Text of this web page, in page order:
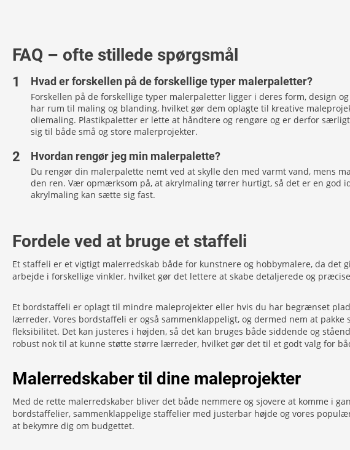
FAQ – ofte stillede spørgsmål
Hvad er forskellen på de forskellige typer malerpaletter?
Forskellen på de forskellige typer malerpaletter ligger i deres form, design
har rum til maling og blanding, hvilket gør dem oplagte til kreative
oliemaling. Plastikpaletter er lette at håndtere og rengøre og er derfor
sig til både små og store malerprojekter.
Hvordan rengør jeg min malerpalette?
Du rengør din malerpalette nemt ved at skylle den med varmt vand, mens
den ren. Vær opmærksom på, at akrylmaling tørrer hurtigt, så det er en god
akrylmaling kan sætte sig fast.
Fordele ved at bruge et staffeli
Et staffeli er et vigtigt malerredskab både for kunstnere og hobbymalere, da
arbejde i forskellige vinkler, hvilket gør det lettere at skabe detaljerede og
Et bordstaffeli er oplagt til mindre maleprojekter eller hvis du har begrænset
lærreder. Vores bordstaffeli er også sammenklappeligt, og dermed nem at
fleksibilitet. Det kan justeres i højden, så det kan bruges både siddende og
robust nok til at kunne støtte større lærreder, hvilket gør det til et godt valg for
Malerredskaber til dine maleprojekter
Med de rette malerredskaber bliver det både nemmere og sjovere at komme i
bordstaffelier, sammenklappelige staffelier med justerbar højde og vores
at bekymre dig om budgettet.